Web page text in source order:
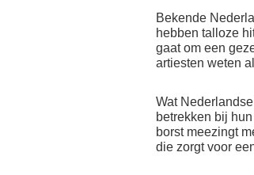
Bekende
hebben talloze
gaat om een
artiesten weten
Wat
betrekken bij
borst meezingt
die zorgt voor